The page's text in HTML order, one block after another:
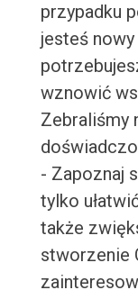
przypadku
jesteś
wznowić
Zebraliśmy
- Zapoznaj
tylko
także
stworzenie